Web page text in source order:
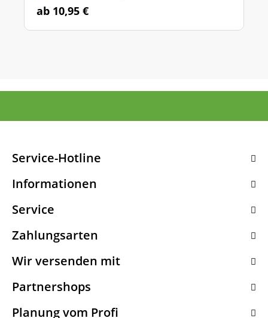
ab 10,95 €
Service-Hotline
Informationen
Service
Zahlungsarten
Wir versenden mit
Partnershops
Planung vom Profi